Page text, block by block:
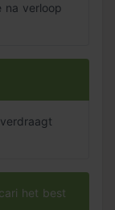
na verloop
het best